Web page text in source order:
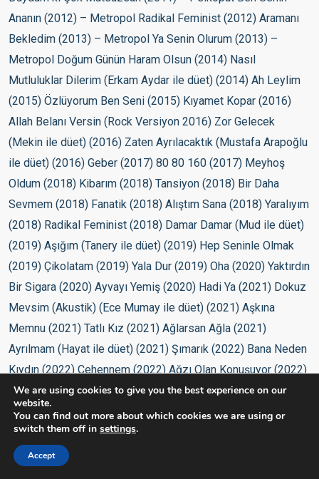
We are using cookies to give you the best experience on our
website.
You can find out more about which cookies we are using or
switch them off in settings.
Accept